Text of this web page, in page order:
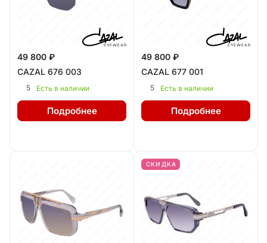
49 800 ₽
CAZAL 676 003
5 Есть в наличии
Подробнее
49 800 ₽
CAZAL 677 001
5 Есть в наличии
Подробнее
СКИДКА